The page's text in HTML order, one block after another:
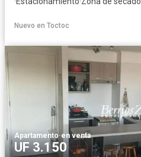
Nuevo en Toctoc
Apartamento·en venta
UF 3.150